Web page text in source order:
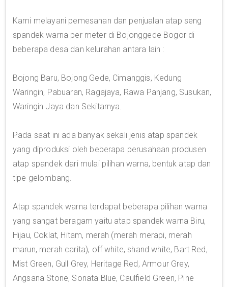
Kami melayani pemesanan dan penjualan atap seng
spandek warna per meter di Bojonggede Bogor di
beberapa desa dan kelurahan antara lain :
Bojong Baru, Bojong Gede, Cimanggis, Kedung
Waringin, Pabuaran, Ragajaya, Rawa Panjang, Susukan,
Waringin Jaya dan Sekitarnya.
Pada saat ini ada banyak sekali jenis atap spandek
yang diproduksi oleh beberapa perusahaan produsen
atap spandek dari mulai pilihan warna, bentuk atap dan
tipe gelombang.
Atap spandek warna terdapat beberapa pilihan warna
yang sangat beragam yaitu atap spandek warna Biru,
Hijau, Coklat, Hitam, merah (merah merapi, merah
marun, merah carita), off white, shand white, Bart Red,
Mist Green, Gull Grey, Heritage Red, Armour Grey,
Angsana Stone, Sonata Blue, Caulfield Green, Pine